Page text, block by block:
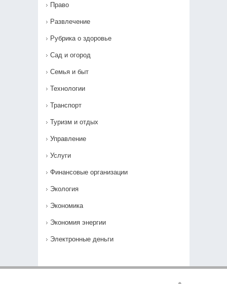
Право
Развлечение
Рубрика о здоровье
Сад и огород
Семья и быт
Технологии
Транспорт
Туризм и отдых
Управление
Услуги
Финансовые организации
Экология
Экономика
Экономия энергии
Электронные деньги